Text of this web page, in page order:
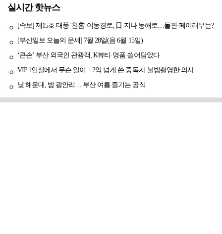
실시간 핫뉴스
[속보] 제15호 태풍 '찬홈' 이동경로, 日 지나 동해로…돌핀·페이러우는?
[부산일보 오늘의 운세] 7월 28일(음 6월 15일)
‘큰손’ 부산 외국인 관광객, K뷰티·명품 쓸어담았다
VIP 1인실에서 무슨 일이…2억 넘게 쓴 중독자·불법촬영한 의사
낮 해운대, 밤 광안리… 부산 여름 즐기는 공식